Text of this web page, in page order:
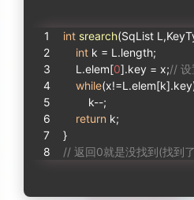
int srearch(SqList
int k = L.length;
    L.elem[
0].key = x;// 设
while
        k--;
return k;
}
// 返回0就是没找到(找到